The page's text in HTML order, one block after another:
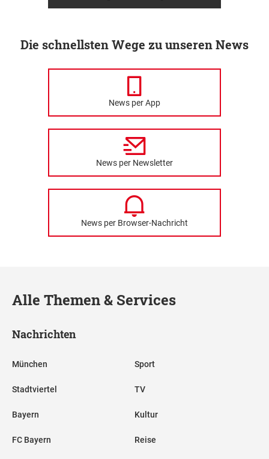
Die schnellsten Wege zu unseren News
News per App
News per Newsletter
News per Browser-Nachricht
Alle Themen & Services
Nachrichten
München
Stadtviertel
Bayern
FC Bayern
Sport
TV
Kultur
Reise